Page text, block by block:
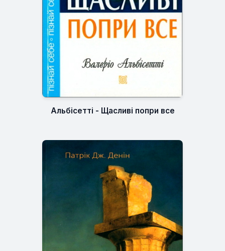
Альбісетті - Щасливі попри все